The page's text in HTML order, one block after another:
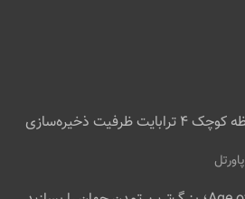
این کارت حافظه کوچک ۴ ترابایت ظرفیت ذخیره‌سازی
پاورتل